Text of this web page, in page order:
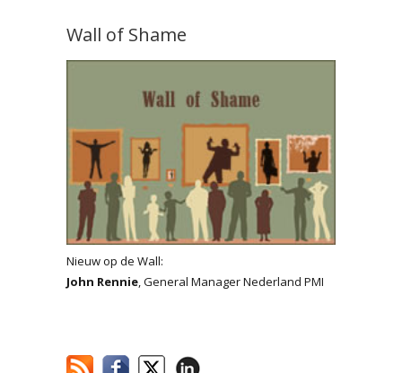
Wall of Shame
Nieuw op de Wall:
John Rennie, General Manager Nederland PMI